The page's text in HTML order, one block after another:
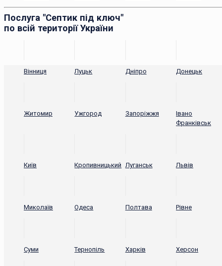
Послуга "Септик під ключ"
по всій території України
Вінниця Луцьк Дніпро Донецьк
Житомир Ужгород Запоріжжя
Івано
Франківськ
Київ Кропивницький Луганськ Львів
Миколаїв Одеса Полтава Рівне
Суми Тернопіль Харків Херсон